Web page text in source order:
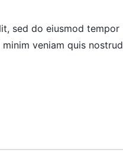
sed do eiusmod tempor
veniam quis nostrud